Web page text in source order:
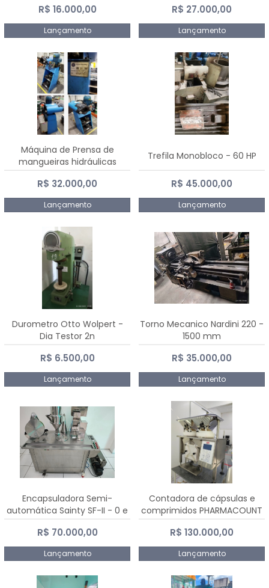
R$ 16.000,00
Lançamento
R$ 27.000,00
Lançamento
Máquina de Prensa de
mangueiras hidráulicas
PE50TF - 2017
R$ 32.000,00
Lançamento
Trefila Monobloco - 60 HP
R$ 45.000,00
Lançamento
Durometro Otto Wolpert -
Dia Testor 2n
R$ 6.500,00
Lançamento
Torno Mecanico Nardini 220 -
1500 mm
R$ 35.000,00
Lançamento
Encapsuladora Semi-
automática Sainty SF-II - 0 e
00
R$ 70.000,00
Lançamento
Contadora de cápsulas e
comprimidos PHARMACOUNT
- 2-2R3
R$ 130.000,00
Lançamento